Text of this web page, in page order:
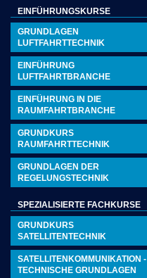
EINFÜHRUNGSKURSE
GRUNDLAGEN
LUFTFAHRTTECHNIK
EINFÜHRUNG
LUFTFAHRTBRANCHE
EINFÜHRUNG IN DIE
RAUMFAHRTBRANCHE
GRUNDKURS
RAUMFAHRTTECHNIK
GRUNDLAGEN DER
REGELUNGSTECHNIK
SPEZIALISIERTE FACHKURSE
GRUNDKURS
SATELLITENTECHNIK
SATELLITENKOMMUNIKATION -
TECHNISCHE GRUNDLAGEN